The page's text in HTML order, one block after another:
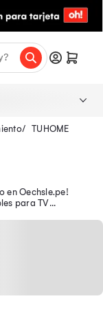
TUHOME
en Oechsle.pe!
para TV